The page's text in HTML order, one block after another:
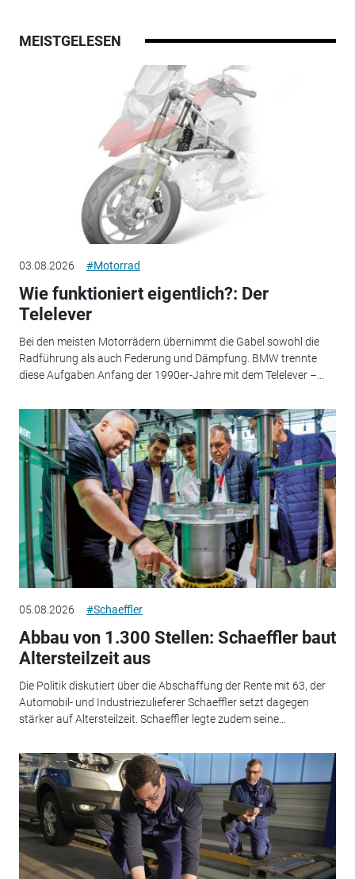
MEISTGELESEN
03.08.2026 #Motorrad
Wie funktioniert eigentlich?: Der
Telelever
Bei den meisten Motorrädern übernimmt die Gabel sowohl die
Radführung als auch Federung und Dämpfung. BMW trennte
diese Aufgaben Anfang der 1990er-Jahre mit dem Telelever –...
05.08.2026 #Schaeffler
Abbau von 1.300 Stellen: Schaeffler baut
Altersteilzeit aus
Die Politik diskutiert über die Abschaffung der Rente mit 63, der
Automobil- und Industriezulieferer Schaeffler setzt dagegen
stärker auf Altersteilzeit. Schaeffler legte zudem seine...